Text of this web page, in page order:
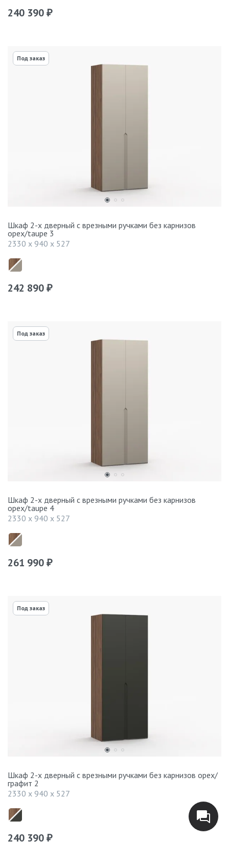
240 390 ₽
Под заказ
Шкаф 2-х дверный с врезными ручками без карнизов
орех/taupe 3
2330 x 940 x 527
242 890 ₽
Под заказ
Шкаф 2-х дверный с врезными ручками без карнизов
орех/taupe 4
2330 x 940 x 527
261 990 ₽
Под заказ
Шкаф 2-х дверный с врезными ручками без карнизов орех/
графит 2
2330 x 940 x 527
240 390 ₽